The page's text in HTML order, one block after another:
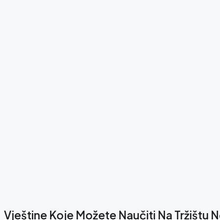
Vještine Koje Možete Naučiti Na Tržištu